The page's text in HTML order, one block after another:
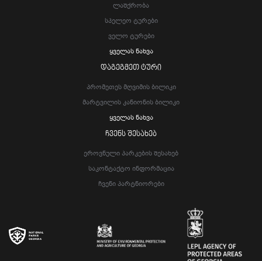
Ლაშქრობა
Სპელეო Ტურები
Ველო Ტურები
Ყველას Ნახვა
ᲓᲐᲒᲔᲒᲛᲔᲗ ᲢᲣᲠᲘ
Პრომეთეს Მღვიმის Ბილიკი
Მარტვილის Კანიონის Ბილიკი
Ყველას Ნახვა
ᲩᲕᲔᲜᲡ ᲨᲔᲡᲐᲮᲔᲑ
Ეროვნული Პარკების Შესახებ
Საკონტაქტო Ინფორმაცია
Ჩვენი Პარტნიორები